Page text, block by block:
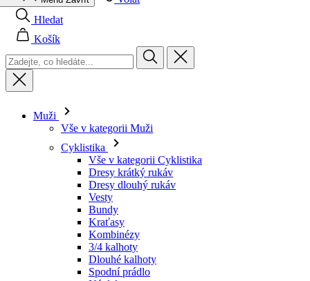
Muži
Vše v kategorii Muži
Dresy dlouhý rukáv
Vesty
Bundy
Kraťasy
Kombinézy
3/4 kalhoty
Dlouhé kalhoty
Spodní prádlo
Návleky
Čepice
Rukavice
Ponožky
Doplňky